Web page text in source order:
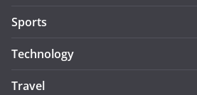
Sports
Technology
Travel